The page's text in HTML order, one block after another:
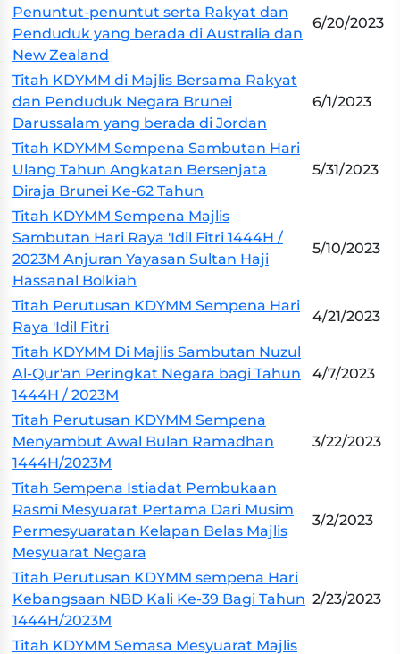
Penuntut-penuntut serta Rakyat dan
Penduduk yang berada di Australia dan
New Zealand
6/20/2023
Titah KDYMM di Majlis Bersama Rakyat
dan Penduduk Negara Brunei
Darussalam yang berada di Jordan
6/1/2023
Titah KDYMM Sempena Sambutan Hari
Ulang Tahun Angkatan Bersenjata
Diraja Brunei Ke-62 Tahun
5/31/2023
Titah KDYMM Sempena Majlis
Sambutan Hari Raya 'Idil Fitri 1444H /
2023M Anjuran Yayasan Sultan Haji
Hassanal Bolkiah
5/10/2023
Titah Perutusan KDYMM Sempena Hari
Raya 'Idil Fitri
4/21/2023
Titah KDYMM Di Majlis Sambutan Nuzul
Al-Qur'an Peringkat Negara bagi Tahun
1444H / 2023M
4/7/2023
Titah Perutusan KDYMM Sempena
Menyambut Awal Bulan Ramadhan
1444H/2023M
3/22/2023
Titah Sempena Istiadat Pembukaan
Rasmi Mesyuarat Pertama Dari Musim
Permesyuaratan Kelapan Belas Majlis
Mesyuarat Negara
3/2/2023
Titah Perutusan KDYMM sempena Hari
Kebangsaan NBD Kali Ke-39 Bagi Tahun
1444H/2023M
2/23/2023
Titah KDYMM Semasa Mesyuarat Majlis